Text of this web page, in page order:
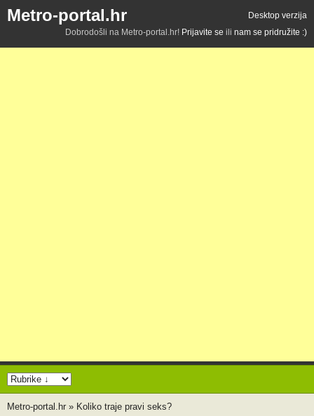
Metro-portal.hr
Desktop verzija
Dobrodošli na Metro-portal.hr! Prijavite se ili nam se pridružite :)
Metro-portal.hr » Koliko traje pravi seks?